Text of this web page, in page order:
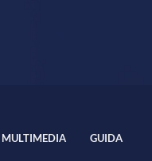
MULTIMEDIA GUIDA